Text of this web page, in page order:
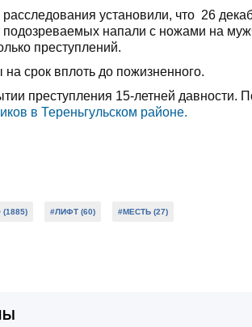
установили, что 26
напали с ножами на
преступлений.
срок вплоть до пожизненного.
преступления 15-летней давности.
в Тереньгульском районе.
#ЛИФТ (60) #МЕСТЬ (27)